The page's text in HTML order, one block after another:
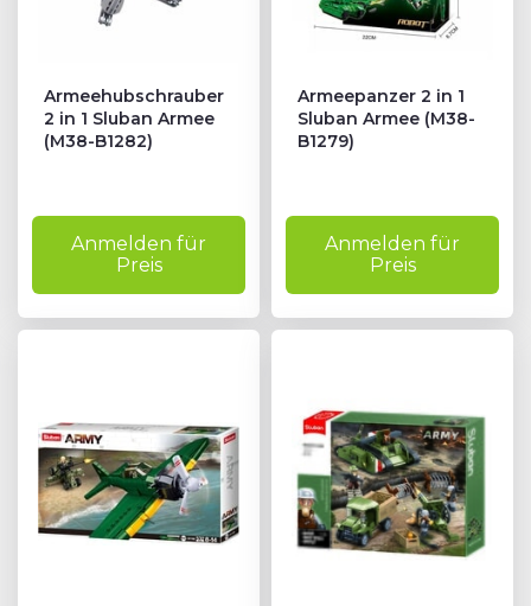
Armeehubschrauber
2 in 1 Sluban Armee
(M38-B1282)
Anmelden für
Preis
Armeepanzer 2 in 1
Sluban Armee (M38-
B1279)
Anmelden für
Preis